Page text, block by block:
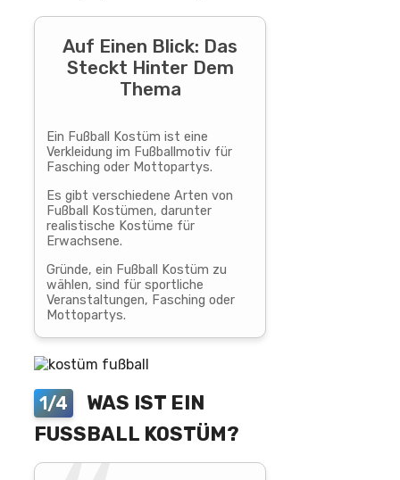
Auf Einen Blick: Das
Steckt Hinter Dem
Thema
Ein Fußball Kostüm ist eine
Verkleidung im Fußballmotiv für
Fasching oder Mottopartys.
Es gibt verschiedene Arten von
Fußball Kostümen, darunter
realistische Kostüme für
Erwachsene.
Gründe, ein Fußball Kostüm zu
wählen, sind für sportliche
Veranstaltungen, Fasching oder
Mottopartys.
1/4
WAS IST EIN
FUSSBALL KOSTÜM?